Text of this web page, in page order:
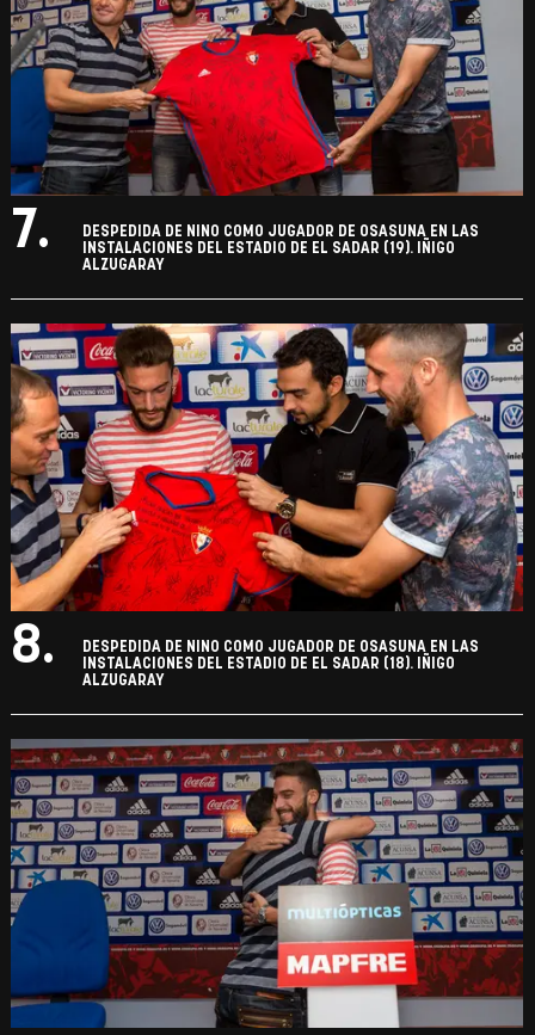
7.
DESPEDIDA DE NINO COMO JUGADOR DE OSASUNA EN LAS
INSTALACIONES DEL ESTADIO DE EL SADAR (19). IÑIGO
ALZUGARAY
8.
DESPEDIDA DE NINO COMO JUGADOR DE OSASUNA EN LAS
INSTALACIONES DEL ESTADIO DE EL SADAR (18). IÑIGO
ALZUGARAY